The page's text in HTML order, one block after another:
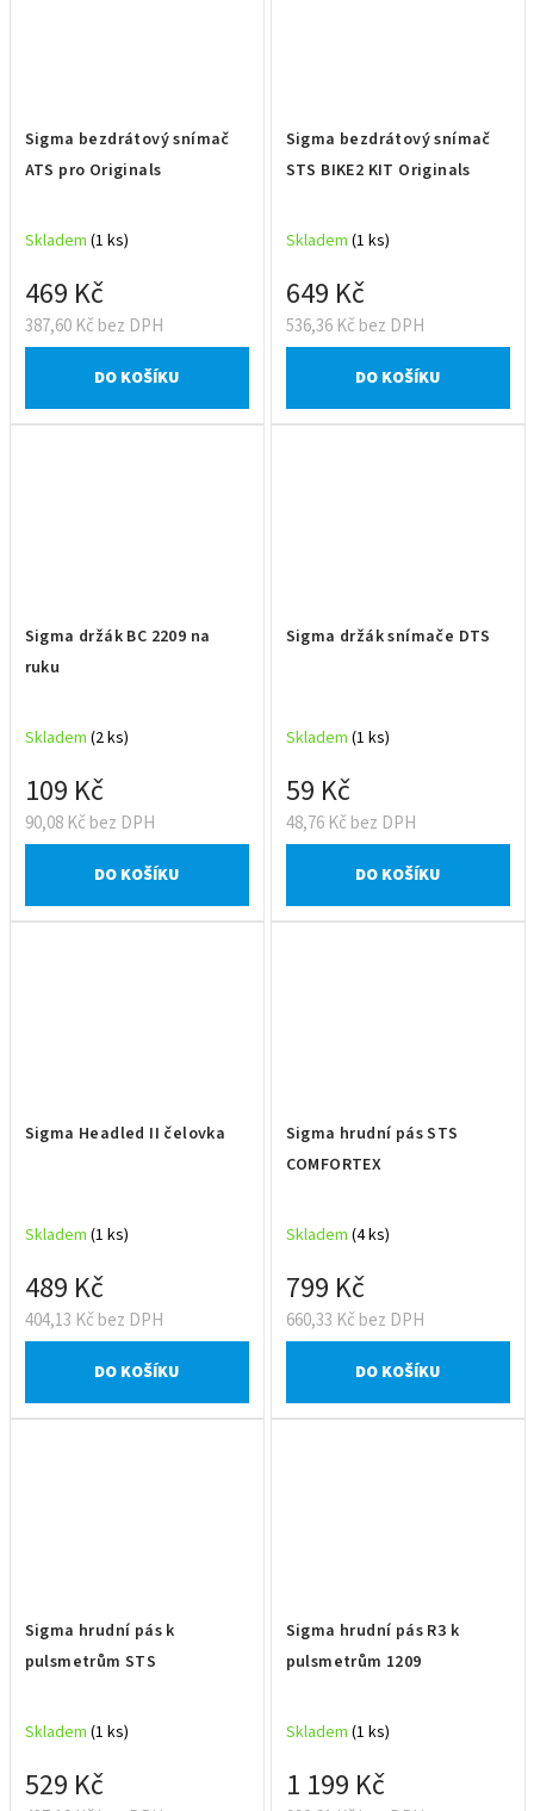
Sigma bezdrátový snímač
ATS pro Originals
Skladem (1 ks)
387,60 Kč bez DPH
469 Kč
DO KOŠÍKU
Sigma bezdrátový snímač
STS BIKE2 KIT Originals
Skladem (1 ks)
536,36 Kč bez DPH
649 Kč
DO KOŠÍKU
Sigma držák BC 2209 na
ruku
Skladem (2 ks)
90,08 Kč bez DPH
109 Kč
DO KOŠÍKU
Sigma držák snímače DTS
Skladem (1 ks)
48,76 Kč bez DPH
59 Kč
DO KOŠÍKU
Sigma Headled II čelovka
Skladem (1 ks)
404,13 Kč bez DPH
489 Kč
DO KOŠÍKU
Sigma hrudní pás STS
COMFORTEX
Skladem (4 ks)
660,33 Kč bez DPH
799 Kč
DO KOŠÍKU
Sigma hrudní pás k
pulsmetrům STS
Skladem (1 ks)
529 Kč
Sigma hrudní pás R3 k
pulsmetrům 1209
Skladem (1 ks)
1 199 Kč